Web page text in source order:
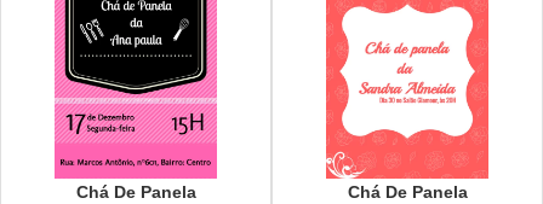
Chá De Panela Chá De Panela